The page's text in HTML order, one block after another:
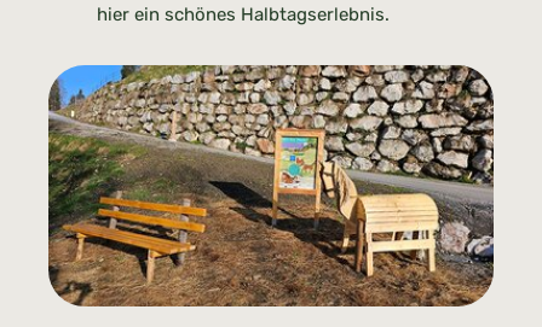
hier ein schönes Halbtagserlebnis.